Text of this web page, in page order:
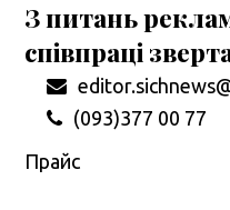
З питань
співпраці
(093)377 00 77
Прайс